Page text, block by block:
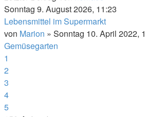
Sonntag 9. August 2026, 11:23
Lebensmittel im Supermarkt
von Marion » Sonntag 10. April 2022,
Gemüsegarten
1
2
3
4
5